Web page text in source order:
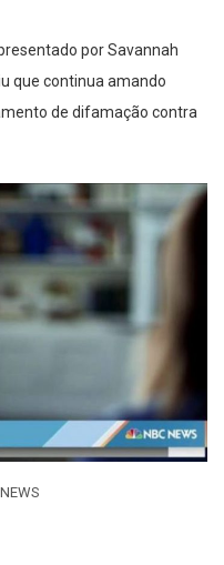
por Savannah
que continua amando
de difamação contra